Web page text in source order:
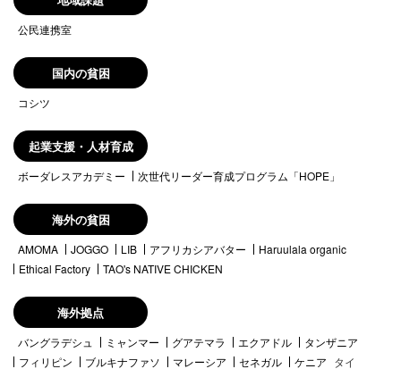
公民連携室
国内の貧困
コシツ
起業支援・人材育成
ボーダレスアカデミー 次世代リーダー育成プログラム「HOPE」
海外の貧困
AMOMA JOGGO LIB アフリカシアバター
Haruulala organic
Ethical Factory
TAO's NATIVE CHICKEN
海外拠点
バングラデシュ ミャンマー グアテマラ エクアドル
タンザニア
フィリピン
ブルキナファソ マレーシア セネガル ケニア タイ